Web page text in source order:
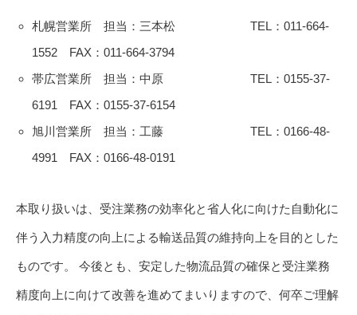
札幌営業所 担当：三本松 TEL：011-664-
1552 FAX：011-664-3794
帯広営業所 担当：中原 TEL：0155-37-
6191 FAX：0155-37-6154
旭川営業所 担当：工藤 TEL：0166-48-
4991 FAX：0166-48-0191
本取り扱いは、受注業務の効率化と省人化に向けた自動化に
伴う入力精度の向上による輸送品質の維持向上を目的とした
ものです。 今後とも、安定した物流品質の確保と受注業務
精度向上に向けて改善を進めてまいりますので、何卒ご理解